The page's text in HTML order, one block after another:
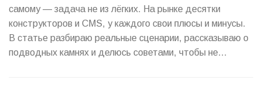
самому — задача не из лёгких. На рынке десятки
конструкторов и CMS, у каждого свои плюсы и минусы.
В статье разбираю реальные сценарии, рассказываю о
подводных камнях и делюсь советами, чтобы не